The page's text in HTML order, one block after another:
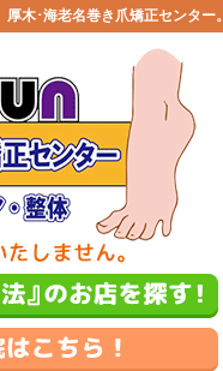
木･海老名巻き爪矯正センター。